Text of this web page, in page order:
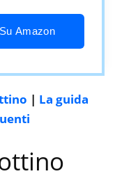
Amazon
| La guida